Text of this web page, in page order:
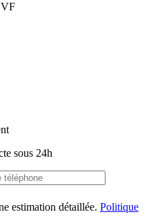
sous 24h
estimation détaillée. Politique